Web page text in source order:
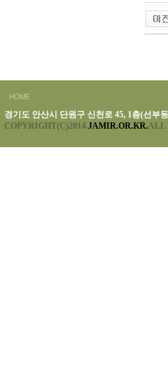
경기도 안산시 단원구 신천로 45, 1층(선부
COPYRIGHT(C)2014.JAMIR.OR.KR.ALL